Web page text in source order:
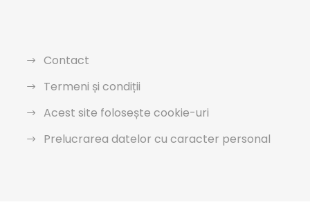
Contact
Termeni și condiții
Acest site folosește cookie-uri
Prelucrarea datelor cu caracter personal